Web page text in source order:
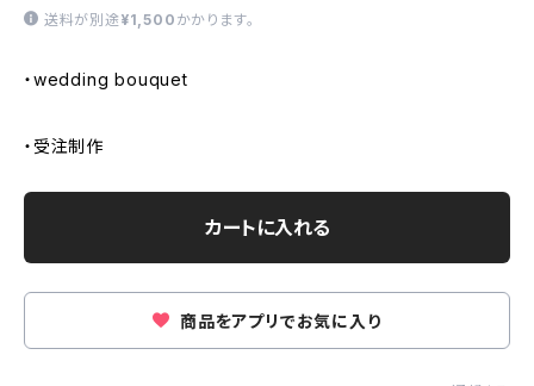
送料が別途 ¥1,500 かかります。
・wedding bouquet
・受注制作
カートに入れる
商品をアプリでお気に入り